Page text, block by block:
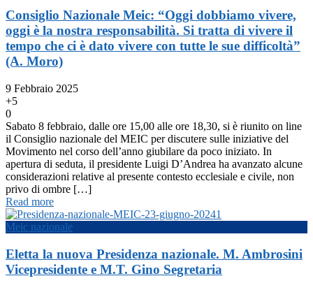
Consiglio Nazionale Meic: “Oggi dobbiamo vivere,
oggi è la nostra responsabilità. Si tratta di vivere il
tempo che ci è dato vivere con tutte le sue difficoltà”
(A. Moro)
9 Febbraio 2025
+5
0
Sabato 8 febbraio, dalle ore 15,00 alle ore 18,30, si è riunito on line
il Consiglio nazionale del MEIC per discutere sulle iniziative del
Movimento nel corso dell’anno giubilare da poco iniziato. In
apertura di seduta, il presidente Luigi D’Andrea ha avanzato alcune
considerazioni relative al presente contesto ecclesiale e civile, non
privo di ombre […]
Read more
Meic nazionale
Eletta la nuova Presidenza nazionale. M. Ambrosini
Vicepresidente e M.T. Gino Segretaria